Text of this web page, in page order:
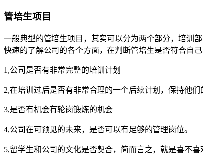
管培生项目
一般典型的管培生项目，其实可以分为两个部分，培训
快速的了解公司的各个方面，在判断管培生是否符合自
1,公司是否有非常完整的培训计划
2,在培训过后是否有非常合理的一个后续计划，保持他们
3,是否有机会有轮岗锻炼的机会
4,公司在可预见的未来，是否可以有足够的管理岗位。
5,留学生和公司的文化是否契合，简而言之，就是喜不喜